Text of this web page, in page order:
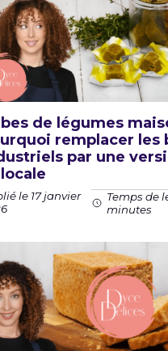
de légumes
remplacer les
par une
le 17 janvier
Temps de
minutes